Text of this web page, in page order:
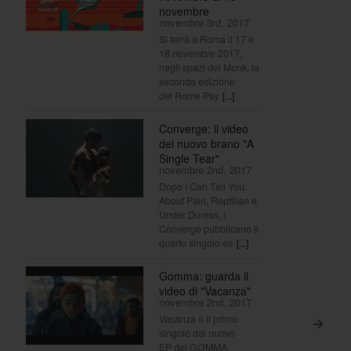
>
novembre
novembre 3rd, 2017
Si terrà a Roma il 17 e
18 novembre 2017,
negli spazi del Monk, la
seconda edizione
del Rome Psy [...]
Converge: il video
del nuovo brano "A
Single Tear"
novembre 2nd, 2017
Dopo I Can Tell You
About Pain, Reptilian e
Under Duress, i
Converge pubblicano il
quarto singolo es [...]
Gomma: guarda il
video di "Vacanza"
novembre 2nd, 2017
Vacanza è il primo
singolo dal nuovo
EP dei GOMMA.